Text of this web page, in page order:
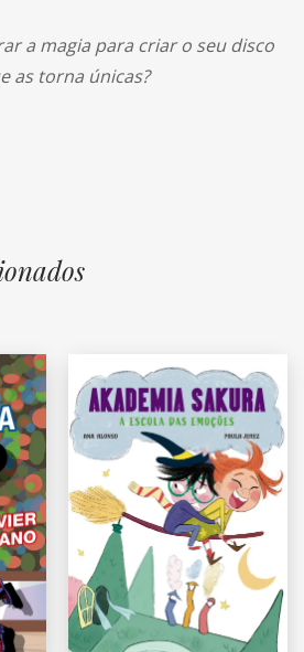
a magia para criar o seu disco
as torna únicas?